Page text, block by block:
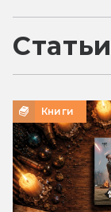
Статьи
Книги